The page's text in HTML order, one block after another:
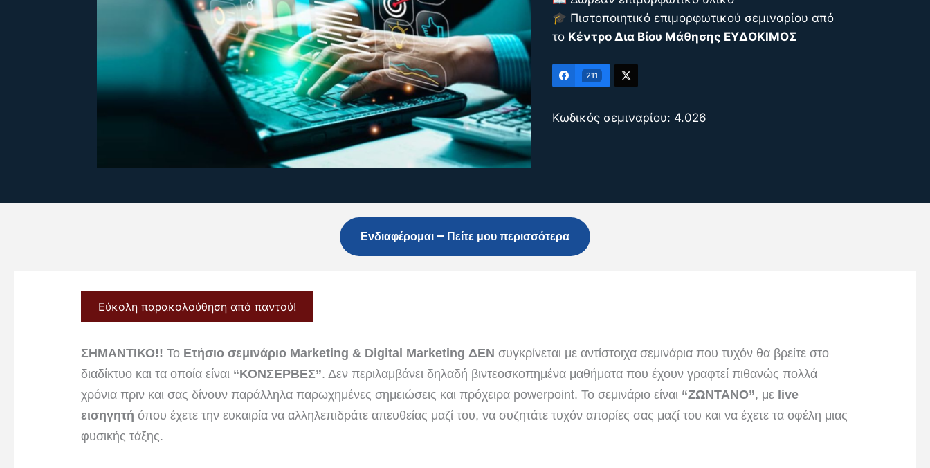
🎓 Πιστοποιητικό επιμορφωτικού σεμιναρίου από
το Κέντρο Δια Βίου Μάθησης ΕΥΔΟΚΙΜΟΣ
211
Κωδικός σεμιναρίου: 4.026
Ενδιαφέρομαι – Πείτε μου περισσότερα
Εύκολη παρακολούθηση από παντού!
ΣΗΜΑΝΤΙΚΟ!! Το Ετήσιο σεμινάριο Marketing & Digital Marketing ΔΕΝ συγκρίνεται με αντίστοιχα σεμινάρια που τυχόν θα βρείτε στο
διαδίκτυο και τα οποία είναι “ΚΟΝΣΕΡΒΕΣ”. Δεν περιλαμβάνει δηλαδή βιντεοσκοπημένα μαθήματα που έχουν γραφτεί πιθανώς πολλά
χρόνια πριν και σας δίνουν παράλληλα παρωχημένες σημειώσεις και πρόχειρα powerpoint. Το σεμινάριο είναι “ΖΩΝΤΑΝΟ”, με live
εισηγητή όπου έχετε την ευκαιρία να αλληλεπιδράτε απευθείας μαζί του, να συζητάτε τυχόν απορίες σας μαζί του και να έχετε τα οφέλη μιας
φυσικής τάξης.